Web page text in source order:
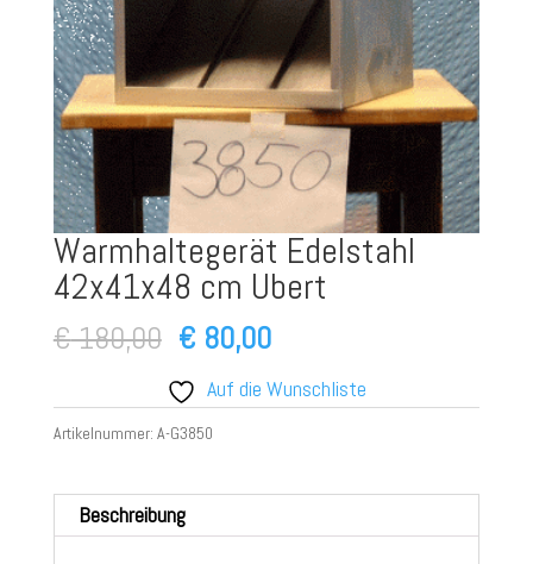
Warmhaltegerät Edelstahl
42x41x48 cm Ubert
€180,00 Ursprünglicher
Preis
war:
€ 180,00
€ 80,00Aktueller
Preis
ist:
Auf die Wunschliste
Artikelnummer: A-G3850
Beschreibung